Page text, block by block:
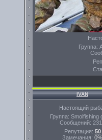
Группа:
IVAN
Настоящий
Группа: Smolfishing
Сообщений:
Репутация: 50
Замечания: 0%